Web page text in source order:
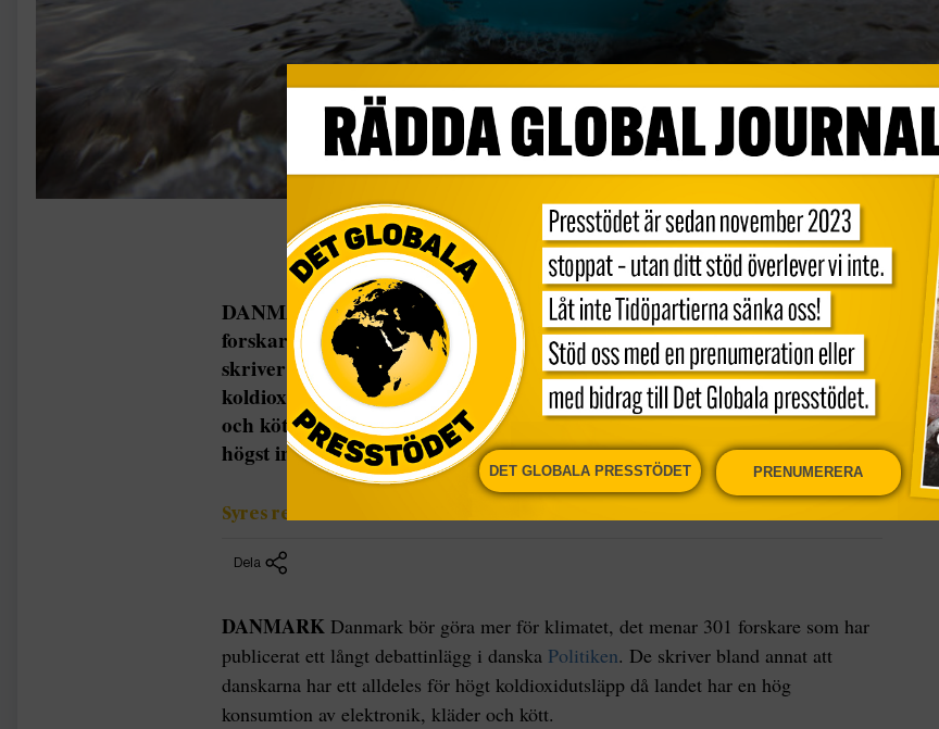
DANMARK Danmark bör göra mer för klimatet, det menar 301
forskare som har publicerat ett långt debattinlägg i danska Politiken. De
skriver bland annat att danskarna har ett alldeles för högt
koldioxidutsläpp då landet har en hög konsumtion av elektronik, kläder
och kött. Vidare skriver de att 10 procent av världens befolkning med
högst inkomst […]
Syres redaktion
Dela
DANMARK Danmark bör göra mer för klimatet, det menar 301 forskare som har
publicerat ett långt debattinlägg i danska Politiken. De skriver bland annat att
danskarna har ett alldeles för högt koldioxidutsläpp då landet har en hög
konsumtion av elektronik, kläder och kött.
DET GLOBALA PRESSTÖDET PRENUMERERA